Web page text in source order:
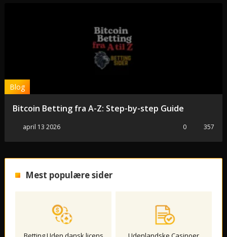
Blog
Bitcoin Betting fra A-Z: Step-by-step Guide
april 13 2026 0 357
Mest populære sider